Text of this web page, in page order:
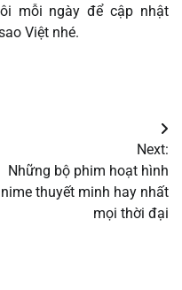
mỗi ngày để cập nhật
Việt nhé.
Next:
Những bộ phim hoạt hình
thuyết minh hay nhất
mọi thời đại